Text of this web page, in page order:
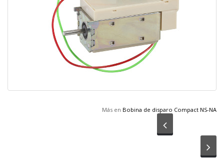
Más en Bobina de disparo Compact NS-NA
Anterior